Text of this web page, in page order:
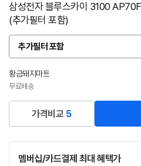
삼성전자 블루스카이 3100
(추가필터 포함)
추가필터 포함
옵
션
선
택
황금돼지마트네
페
이
무료배송
가격비교 5
멤버십/카드결제 최대 혜택가